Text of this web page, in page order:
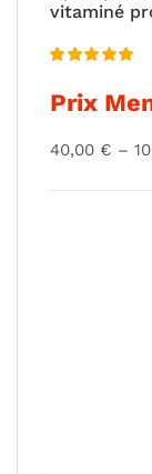
vitaminé
sur 5
Prix
40,00 € –